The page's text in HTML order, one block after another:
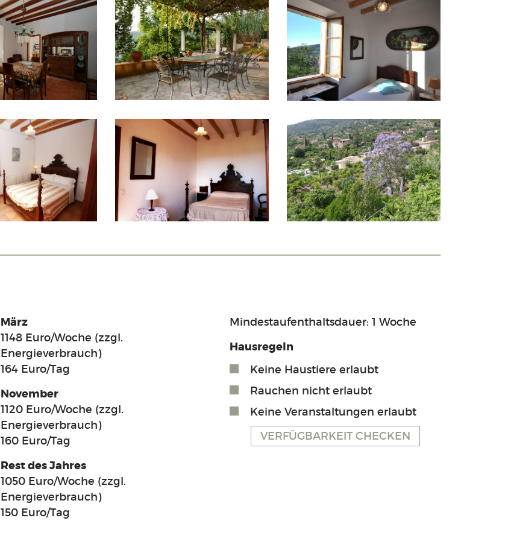
März
1148 Euro/Woche (zzgl.
Energieverbrauch)
164 Euro/Tag
November
1120 Euro/Woche (zzgl.
Energieverbrauch)
160 Euro/Tag
Rest des Jahres
1050 Euro/Woche (zzgl.
Energieverbrauch)
150 Euro/Tag
Mindestaufenthaltsdauer: 1 Woche
Hausregeln
Keine Haustiere erlaubt
Rauchen nicht erlaubt
Keine Veranstaltungen erlaubt
VERFÜGBARKEIT CHECKEN